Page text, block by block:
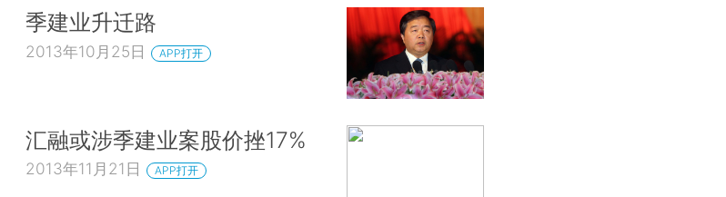
季建业升迁路
2013年10月25日 APP打开
汇融或涉季建业案股价挫17%
2013年11月21日 APP打开